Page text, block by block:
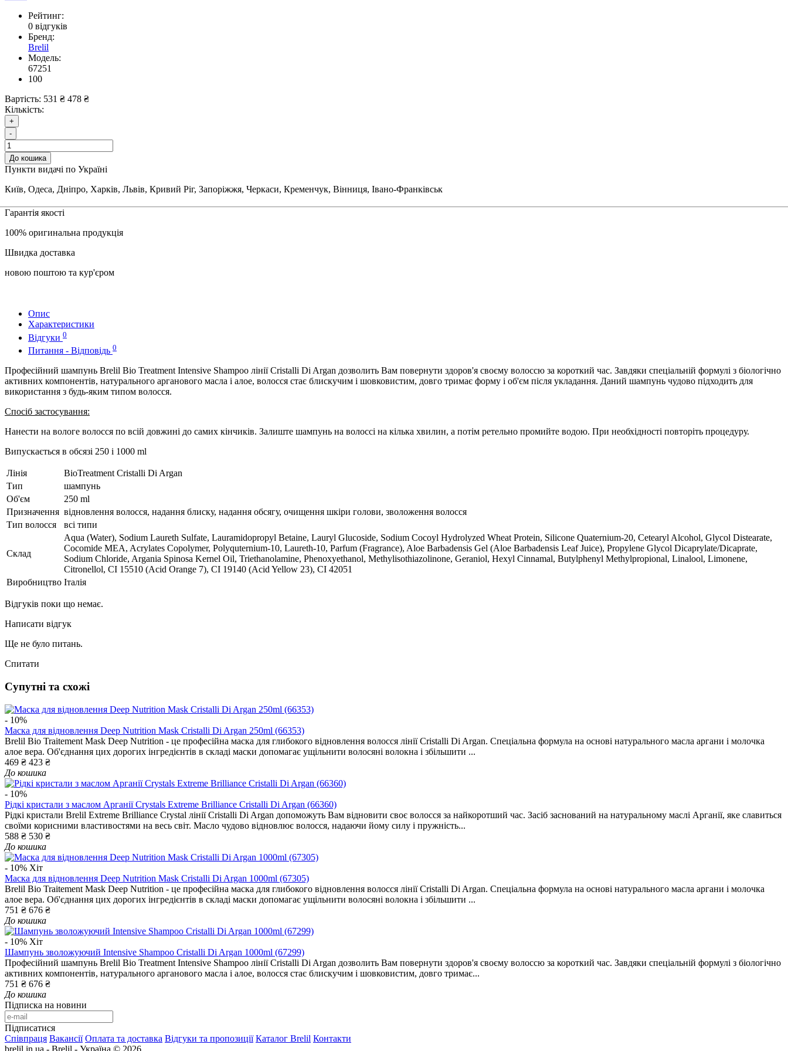
Рейтинг:
0 відгуків
Бренд:
Brelil
Модель:
67251
100
Вартість: 531 ₴ 478 ₴
Кількість:
+
-
До кошика
Пункти видачі по Україні
Київ, Одеса, Дніпро, Харків, Львів, Кривий Ріг, Запоріжжя, Черкаси, Кременчук, Вінниця, Івано-Франківськ
Гарантія якості
100% оригинальна продукція
Швидка доставка
новою поштою та кур'єром
Опис
Характеристики
Відгуки 0
Питання - Відповідь 0
Професійний шампунь Brelil Bio Treatment Intensive Shampoo лінії Cristalli Di Argan дозволить Вам повернути здоров'я своєму волоссю за короткий час. Завдяки спеціальній формулі з біологічно
активних компонентів, натурального арганового масла і алое, волосся стає блискучим і шовковистим, довго тримає форму і об'єм після укладання. Даний шампунь чудово підходить для
використання з будь-яким типом волосся.
Спосіб застосування:
Нанести на вологе волосся по всій довжині до самих кінчиків. Залиште шампунь на волоссі на кілька хвилин, а потім ретельно промийте водою. При необхідності повторіть процедуру.
Випускається в обсязі 250 і 1000 ml
Лінія
BioTreatment Cristalli Di Argan
Тип
шампунь
Об'єм
250 ml
Призначення відновлення волосся, надання блиску, надання обсягу, очищення шкіри голови, зволоження волосся
Тип волосся
всі типи
Склад
Aqua (Water), Sodium Laureth Sulfate, Lauramidopropyl Betaine, Lauryl Glucoside, Sodium Cocoyl Hydrolyzed Wheat Protein, Silicone Quaternium-20, Cetearyl Alcohol, Glycol Distearate,
Cocomide MEA, Acrylates Copolymer, Polyquternium-10, Laureth-10, Parfum (Fragrance), Aloe Barbadensis Gel (Aloe Barbadensis Leaf Juice), Propylene Glycol Dicaprylate/Dicaprate,
Sodium Chloride, Argania Spinosa Kernel Oil, Triethanolamine, Phenoxyethanol, Methylisothiazolinone, Geraniol, Hexyl Cinnamal, Butylphenyl Methylpropional, Linalool, Limonene,
Citronellol, CI 15510 (Acid Orange 7), CI 19140 (Acid Yellow 23), CI 42051
Виробництво Італія
Відгуків поки що немає.
Написати відгук
Ще не було питань.
Спитати
Супутні та схожі
- 10%
Маска для відновлення Deep Nutrition Mask Cristalli Di Argan 250ml (66353)
Brelil Bio Traitement Mask Deep Nutrition - це професійна маска для глибокого відновлення волосся лінії Cristalli Di Argan. Спеціальна формула на основі натурального масла аргани і молочка
алое вера. Об'єднання цих дорогих інгредієнтів в складі маски допомагає ущільнити волосяні волокна і збільшити ...
469 ₴ 423 ₴
До кошика
- 10%
Рідкі кристали з маслом Арганії Crystals Extreme Brilliance Cristalli Di Argan (66360)
Рідкі кристали Brelil Extreme Brilliance Crystal лінії Cristalli Di Argan допоможуть Вам відновити своє волосся за найкоротший час. Засіб заснований на натуральному маслі Арганії, яке славиться
своїми корисними властивостями на весь світ. Масло чудово відновлює волосся, надаючи йому силу і пружність...
588 ₴ 530 ₴
До кошика
- 10% Хіт
Маска для відновлення Deep Nutrition Mask Cristalli Di Argan 1000ml (67305)
Brelil Bio Traitement Mask Deep Nutrition - це професійна маска для глибокого відновлення волосся лінії Cristalli Di Argan. Спеціальна формула на основі натурального масла аргани і молочка
алое вера. Об'єднання цих дорогих інгредієнтів в складі маски допомагає ущільнити волосяні волокна і збільшити ...
751 ₴ 676 ₴
До кошика
- 10% Хіт
Шампунь зволожуючий Intensive Shampoo Cristalli Di Argan 1000ml (67299)
Професійний шампунь Brelil Bio Treatment Intensive Shampoo лінії Cristalli Di Argan дозволить Вам повернути здоров'я своєму волоссю за короткий час. Завдяки спеціальній формулі з біологічно
активних компонентів, натурального арганового масла і алое, волосся стає блискучим і шовковистим, довго тримає...
751 ₴ 676 ₴
До кошика
Підписка на новини
Підписатися
Співпраця Вакансії Оплата та доставка Відгуки та пропозиції Каталог Brelil Контакти
brelil.in.ua - Brelil - Україна © 2026